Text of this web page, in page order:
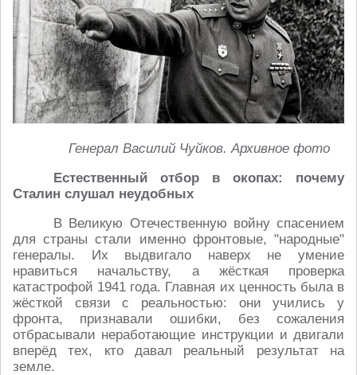
Генерал Василий Чуйков. Архивное фото
Естественный отбор в окопах: почему
Сталин слушал неудобных
В Великую Отечественную войну спасением
для страны стали именно фронтовые, "народные"
генералы. Их выдвигало наверх не умение
нравиться начальству, а жёсткая проверка
катастрофой 1941 года. Главная их ценность была в
жёсткой связи с реальностью: они учились у
фронта, признавали ошибки, без сожаления
отбрасывали неработающие инструкции и двигали
вперёд тех, кто давал реальный результат на
земле.